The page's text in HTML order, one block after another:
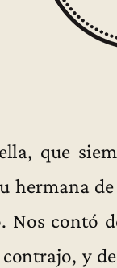
que
hermana
Nos contó
y